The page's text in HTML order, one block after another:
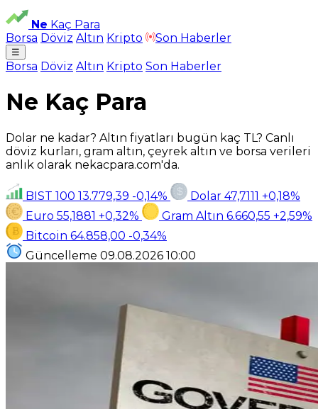
Ne Kaç Para
Borsa Döviz Altın Kripto Son Haberler
☰
Borsa Döviz Altın Kripto Son Haberler
Ne Kaç Para
Dolar ne kadar? Altın fiyatları bugün kaç TL? Canlı
döviz kurları, gram altın, çeyrek altın ve borsa verileri
anlık olarak nekacpara.com'da.
BIST 100 13.779,39 -0,14% Dolar 47,7111 +0,18%
Euro 55,1881 +0,32% Gram Altın 6.660,55 +2,59%
Bitcoin 64.858,00 -0,34%
Güncelleme 09.08.2026 10:00